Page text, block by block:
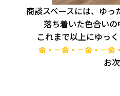
商談スペースには、ゆ
落ち着いた色合い
これまで以上にゆっ
🌼・－🌼・－🌼・－🌼
お